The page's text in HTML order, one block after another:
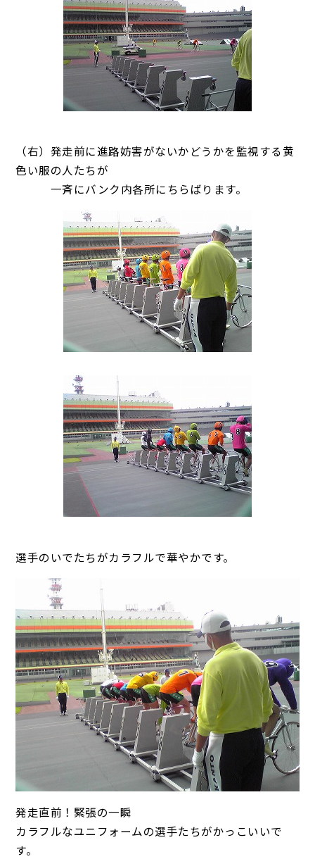
（右）発走前に進路妨害がないかどうかを監視する黄
色い服の人たちが
一斉にバンク内各所にちらばります。
選手のいでたちがカラフルで華やかです。
発走直前！緊張の一瞬
カラフルなユニフォームの選手たちがかっこいいで
す。